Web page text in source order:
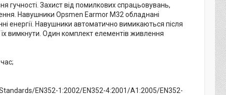
гучності. Захист від помилкових спрацьовувань,
Навушники Opsmen Earmor M32 обладнані
енергії. Навушники автоматично вимикаються після
вимкнути. Один комплект елементів живлення
EN352-1:2002/EN352-4:2001/A1:2005/EN352-